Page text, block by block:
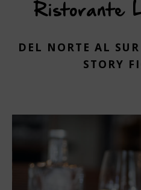
Ristorante
DEL NORTE AL
STORY